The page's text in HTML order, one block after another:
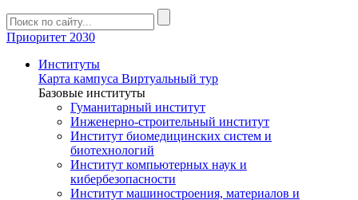
Приоритет 2030
Институты
Карта кампуса Виртуальный тур
Базовые институты
Гуманитарный институт
Инженерно-строительный институт
Институт биомедицинских систем и
биотехнологий
Институт компьютерных наук и
кибербезопасности
Институт машиностроения, материалов и